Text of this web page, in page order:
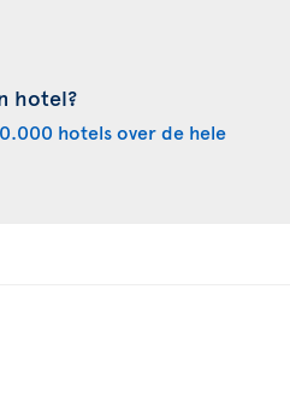
hotel?
hotels over de hele